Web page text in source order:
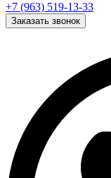
+7 (963) 519-13-33
Заказать звонок